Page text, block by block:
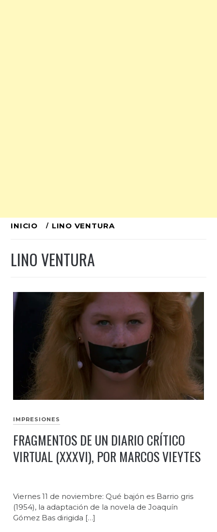
Ir
contenido
INICIO LINO VENTURA
LINO VENTURA
IMPRESIONES
FRAGMENTOS DE UN DIARIO CRÍTICO
VIRTUAL (XXXVI), POR MARCOS VIEYTES
Viernes 11 de noviembre: Qué bajón es Barrio gris
(1954), la adaptación de la novela de Joaquín
Gómez Bas dirigida […]